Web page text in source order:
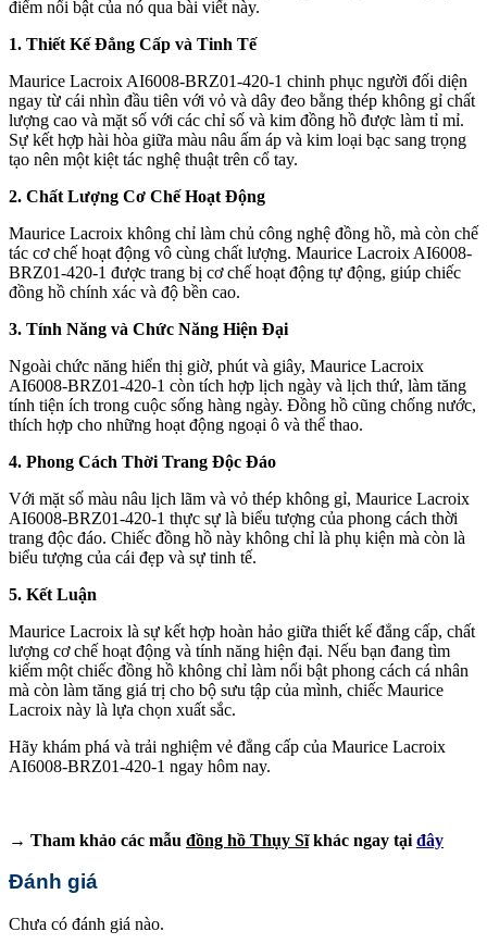
điểm nổi bật của nó qua bài viết này.
1. Thiết Kế Đẳng Cấp và Tinh Tế
Maurice Lacroix AI6008-BRZ01-420-1 chinh phục người đối diện
ngay từ cái nhìn đầu tiên với vỏ và dây đeo bằng thép không gỉ chất
lượng cao và mặt số với các chỉ số và kim đồng hồ được làm tỉ mỉ.
Sự kết hợp hài hòa giữa màu nâu ấm áp và kim loại bạc sang trọng
tạo nên một kiệt tác nghệ thuật trên cổ tay.
2. Chất Lượng Cơ Chế Hoạt Động
Maurice Lacroix không chỉ làm chủ công nghệ đồng hồ, mà còn chế
tác cơ chế hoạt động vô cùng chất lượng. Maurice Lacroix AI6008-
BRZ01-420-1 được trang bị cơ chế hoạt động tự động, giúp chiếc
đồng hồ chính xác và độ bền cao.
3. Tính Năng và Chức Năng Hiện Đại
Ngoài chức năng hiển thị giờ, phút và giây, Maurice Lacroix
AI6008-BRZ01-420-1 còn tích hợp lịch ngày và lịch thứ, làm tăng
tính tiện ích trong cuộc sống hàng ngày. Đồng hồ cũng chống nước,
thích hợp cho những hoạt động ngoại ô và thể thao.
4. Phong Cách Thời Trang Độc Đáo
Với mặt số màu nâu lịch lãm và vỏ thép không gỉ, Maurice Lacroix
AI6008-BRZ01-420-1 thực sự là biểu tượng của phong cách thời
trang độc đáo. Chiếc đồng hồ này không chỉ là phụ kiện mà còn là
biểu tượng của cái đẹp và sự tinh tế.
5. Kết Luận
Maurice Lacroix là sự kết hợp hoàn hảo giữa thiết kế đẳng cấp, chất
lượng cơ chế hoạt động và tính năng hiện đại. Nếu bạn đang tìm
kiếm một chiếc đồng hồ không chỉ làm nổi bật phong cách cá nhân
mà còn làm tăng giá trị cho bộ sưu tập của mình, chiếc Maurice
Lacroix này là lựa chọn xuất sắc.
Hãy khám phá và trải nghiệm vẻ đẳng cấp của Maurice Lacroix
AI6008-BRZ01-420-1 ngay hôm nay.
→ Tham khảo các mẫu đồng hồ Thụy Sĩkhác ngay tại đây
Đánh giá
Chưa có đánh giá nào.